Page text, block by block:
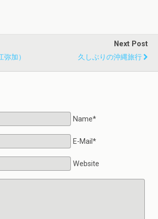
加）
Next Post
久しぶりの沖縄旅行
Name*
E-Mail*
Website